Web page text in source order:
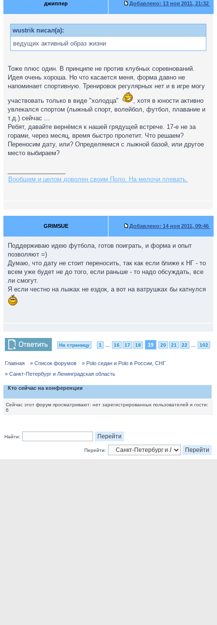
джиппер Добавлено: 13 ноя 2011, 21:32
wustrik писал(а):
ведущих активный образ жизни
Тоже плюс один. В принципе не против клубных соревнований.
Идея очень хороша. Но что касается меня, форма давно не
напоминает спортивную. Тренировок регулярных нет и в игре могу
участвовать только в виде "холодца"
, хотя в юности активно
увлекался спортом (лыжный спорт, волейбол, футбол, плавание и
т.д.) сейчас ...
Ребят, давайте вернёмся к нашей грядущей встрече. 17-е не за
горами, через месяц, время быстро пролетит. Что решаем?
Переносим дату, или? Определяемся с лыжной базой, или другое
место выбираем?
Вообщем и целом доволен своим Поло. На мелочи плевать.
GRIMSUE Добавлено: 14 ноя 2011, 09:46
Поддерживаю идею футбола, готов поиграть, и форма и опыт
позволяют =)
Думаю, что дату не стоит переносить, так как если ближе к НГ - то
всем уже будет не до того, если раньше - то надо обсуждать, все
ли смогут.
Я если честно на лыжах не ездок, а вот на ватрушках бы катнулся
На страницу 1 16 17 18 19 20 21 22 102
Главная » Список форумов
» Polo седан и Polo в России, СНГ
» Санкт-Петербург и Ленинградская область
Кто сейчас на конференции
Сейчас этот форум просматривают: нет зарегистрированных пользователей и гости:
6
Найти:
Перейти: